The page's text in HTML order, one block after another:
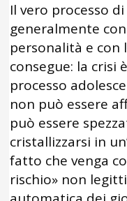
Il vero processo
generalmente
personalità e con
consegue: la crisi
processo
non può essere
può essere
cristallizzarsi in
fatto che venga
rischio» non